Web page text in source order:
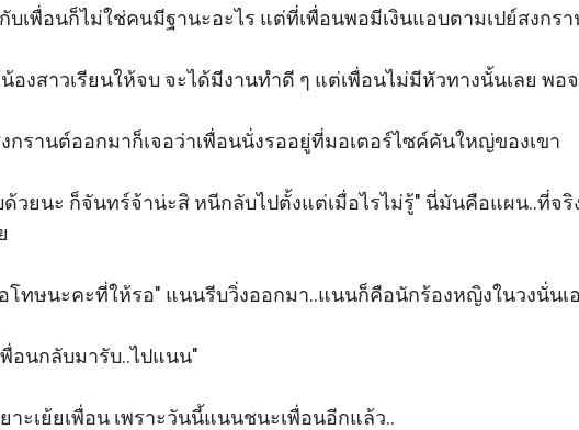
กับเพื่อนก็ไม่ใช่คนมีฐานะอะไร แต่ที่เพื่อนพอมีเงินแอบตามเปย์สงก
องสาวเรียนให้จบ จะได้มีงานทำดี ๆ แต่เพื่อนไม่มีหัวทางนั้นเลย พ
กรานต์ออกมาก็เจอว่าเพื่อนนั่งรออยู่ที่มอเตอร์ไซค์คันใหญ่ของเขา
วยนะ ก็จันทร์จ้าน่ะสิ หนีกลับไปตั้งแต่เมื่อไรไม่รู้" นี่มันคือแผน..ที่จ
โทษนะคะที่ให้รอ" แนนรีบวิ่งออกมา..แนนก็คือนักร้องหญิงในวงนั่นเ
อนกลับมารับ..ไปแนน"
าะเย้ยเพื่อน เพราะวันนี้แนนชนะเพื่อนอีกแล้ว..